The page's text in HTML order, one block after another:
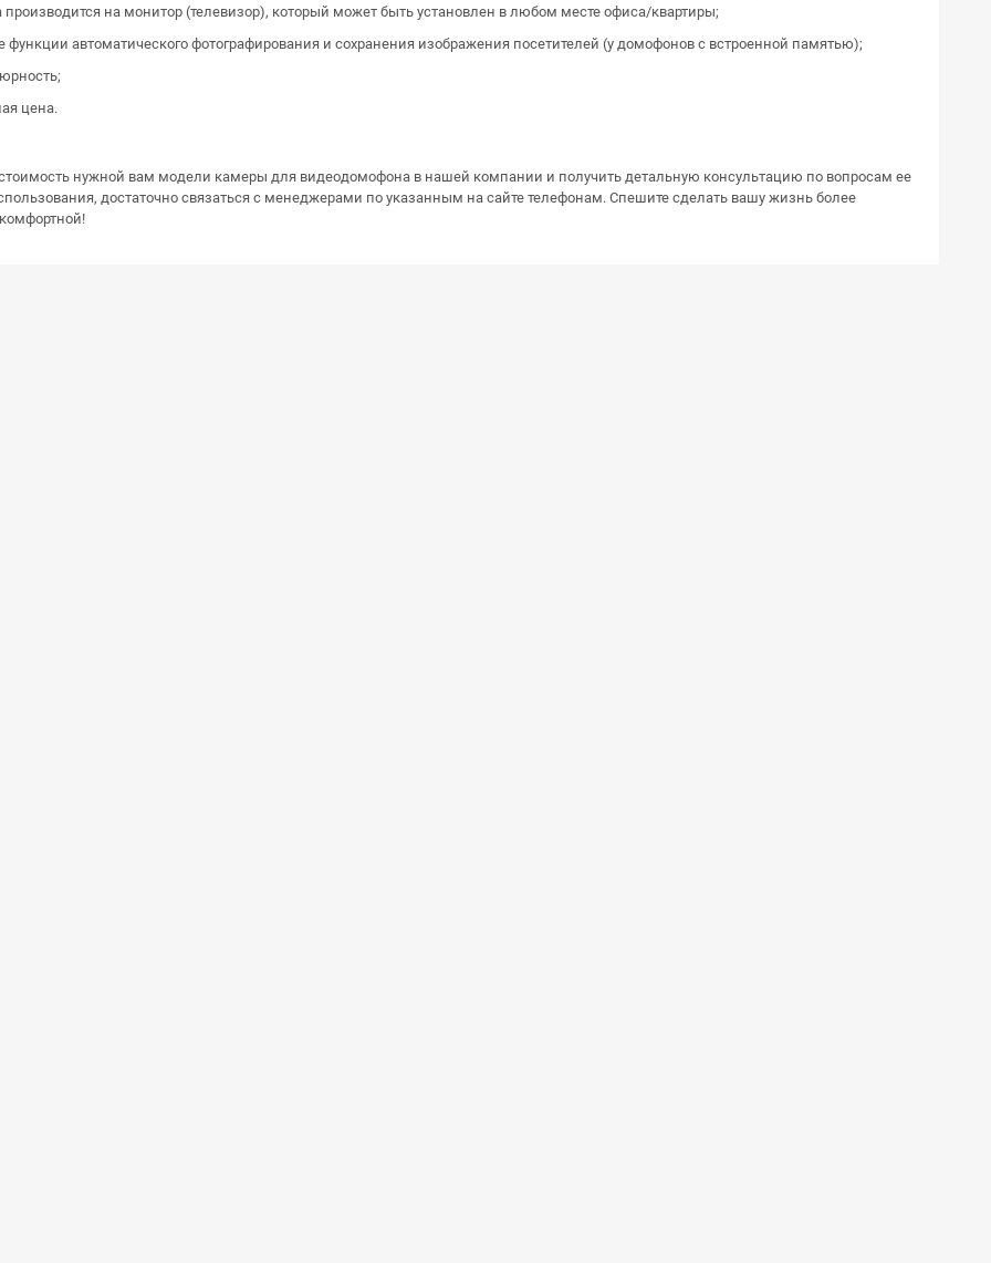
производится на монитор (телевизор), который может быть установлен в любом месте офиса/квартиры;
функции автоматического фотографирования и сохранения изображения посетителей (у домофонов с встроенной памятью);
цена.
нужной вам модели камеры для видеодомофона в нашей компании и получить детальную консультацию по вопросам ее
достаточно связаться с менеджерами по указанным на сайте телефонам. Спешите сделать вашу жизнь более